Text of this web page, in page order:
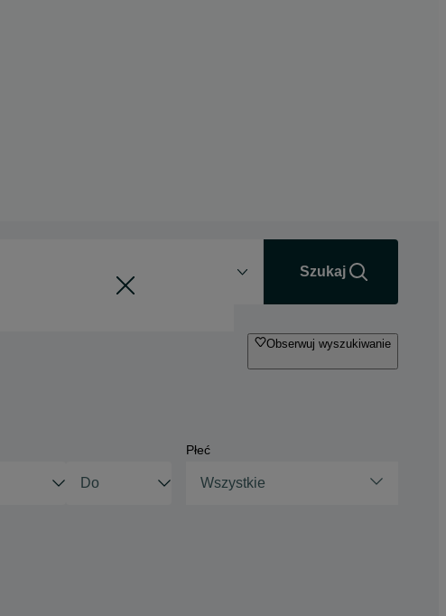
Szukaj
Obserwuj wyszukiwanie
Płeć
Wszystkie